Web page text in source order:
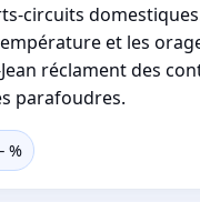
circuits
et les
réclament des
parafoudres.
%